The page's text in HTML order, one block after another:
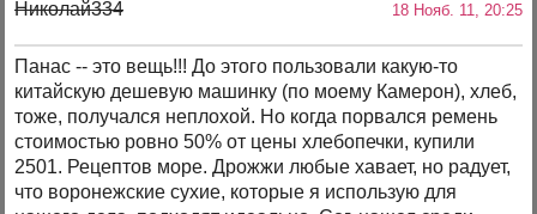
Николай334 18 Нояб. 11, 20:25
Панас -- это вещь!!! До этого пользовали какую-то
китайскую дешевую машинку (по моему Камерон), хлеб,
тоже, получался неплохой. Но когда порвался ремень
стоимостью ровно 50% от цены хлебопечки, купили
2501. Рецептов море. Дрожжи любые хавает, но радует,
что воронежские сухие, которые я использую для